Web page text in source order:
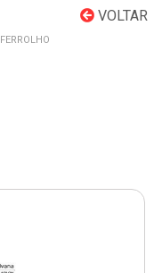
VOLTAR
FERROLHO